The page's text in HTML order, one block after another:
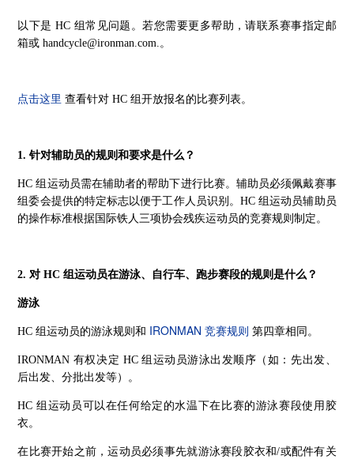
以下是 HC 组常见问题。若您需要更多帮助，请联系赛事指定邮
箱或 handcycle@ironman.com.。
点击这里 查看针对 HC 组开放报名的比赛列表。
1. 针对辅助员的规则和要求是什么？
HC 组运动员需在辅助者的帮助下进行比赛。辅助员必须佩戴赛事
组委会提供的特定标志以便于工作人员识别。HC 组运动员辅助员
的操作标准根据国际铁人三项协会残疾运动员的竞赛规则制定。
2. 对 HC 组运动员在游泳、自行车、跑步赛段的规则是什么？
游泳
HC 组运动员的游泳规则和 IRONMAN 竞赛规则 第四章相同。
IRONMAN 有权决定 HC 组运动员游泳出发顺序（如：先出发、
后出发、分批出发等）。
HC 组运动员可以在任何给定的水温下在比赛的游泳赛段使用胶
衣。
在比赛开始之前，运动员必须事先就游泳赛段胶衣和/或配件有关